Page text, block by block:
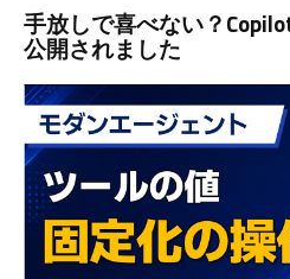
手放しで喜べない？
公開されました